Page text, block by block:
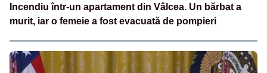
Incendiu într-un apartament din Vâlcea. Un bărbat a
murit, iar o femeie a fost evacuată de pompieri